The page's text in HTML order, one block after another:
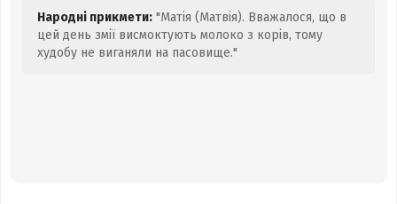
Народні прикмети: "Матія (Матвія). Вважалося, що в
цей день змії висмоктують молоко з корів, тому
худобу не виганяли на пасовище."